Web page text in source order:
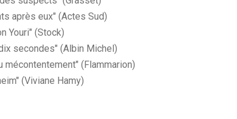
après eux" (Actes Sud)
Youri" (Stock)
secondes" (Albin Michel)
mécontentement" (Flammarion)
(Viviane Hamy)